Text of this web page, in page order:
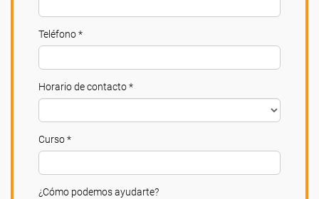
Teléfono *
Horario de contacto *
Curso *
¿Cómo podemos ayudarte?